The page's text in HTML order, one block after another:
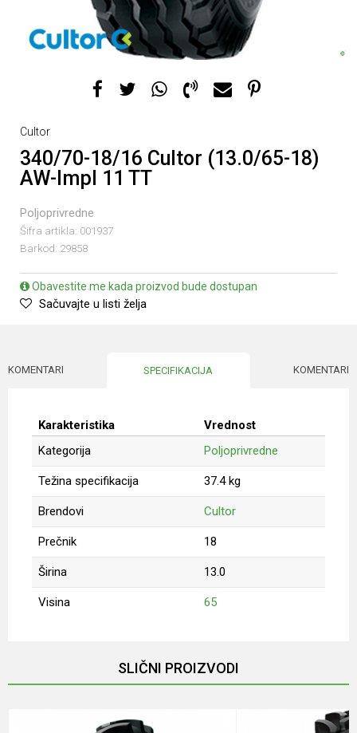
Cultor
340/70-18/16 Cultor (13.0/65-18)
AW-Impl 11 TT
Poljoprivredne
Šifra artikla: 001937
Barkod: 29858
Obavestite me kada proizvod bude dostupan
Sačuvajte u listi želja
KOMENTARI SPECIFIKACIJA KOMENTARI
Karakteristika
Vrednost
Kategorija
Poljoprivredne
Težina specifikacija 37.4 kg
Brendovi Cultor
Prečnik 18
Širina 13.0
Visina 65
SLIČNI PROIZVODI